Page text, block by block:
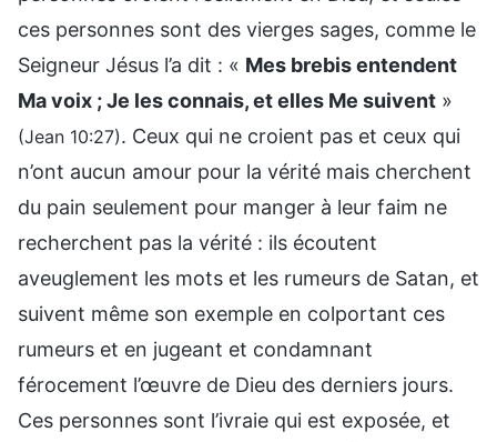
ces personnes sont des vierges sages, comme le
Seigneur Jésus l’a dit : « Mes brebis entendent
Ma voix ; Je les connais, et elles Me suivent »
(Jean 10:27). Ceux qui ne croient pas et ceux qui
n’ont aucun amour pour la vérité mais cherchent
du pain seulement pour manger à leur faim ne
recherchent pas la vérité : ils écoutent
aveuglement les mots et les rumeurs de Satan, et
suivent même son exemple en colportant ces
rumeurs et en jugeant et condamnant
férocement l’œuvre de Dieu des derniers jours.
Ces personnes sont l’ivraie qui est exposée, et